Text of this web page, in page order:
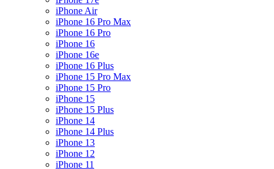
iPhone Air
iPhone 16 Pro Max
iPhone 16 Pro
iPhone 16
iPhone 16e
iPhone 16 Plus
iPhone 15 Pro Max
iPhone 15 Pro
iPhone 15
iPhone 15 Plus
iPhone 14
iPhone 14 Plus
iPhone 13
iPhone 12
iPhone 11